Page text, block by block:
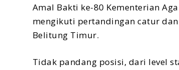
Amal Bakti ke-80 Kementerian
mengikuti pertandingan catur dan
Belitung Timur.
Tidak pandang posisi, dari level